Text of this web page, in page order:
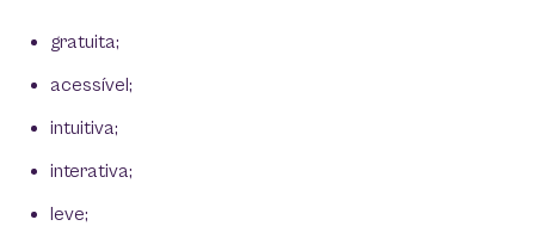
gratuita;
acessível;
intuitiva;
interativa;
leve;